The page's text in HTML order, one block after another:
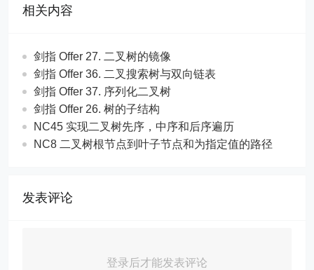
相关内容
剑指 Offer 27. 二叉树的镜像
剑指 Offer 36. 二叉搜索树与双向链表
剑指 Offer 37. 序列化二叉树
剑指 Offer 26. 树的子结构
NC45 实现二叉树先序，中序和后序遍历
NC8 二叉树根节点到叶子节点和为指定值的路径
发表评论
登录后才能发表评论